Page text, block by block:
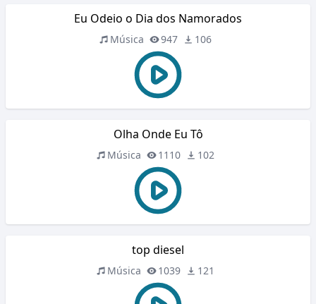
Eu Odeio o Dia dos Namorados
Música 947 106
Olha Onde Eu Tô
Música 1110 102
top diesel
Música 1039 121